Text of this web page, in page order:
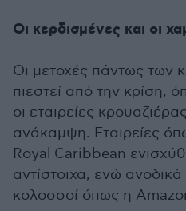
Οι κερδισμένες και οι
Οι μετοχές πάντως των
πιεστεί από την κρίση,
οι εταιρείες
ανάκαμψη. Εταιρείες
Royal Caribbean
αντίστοιχα, ενώ
κολοσσοί όπως η